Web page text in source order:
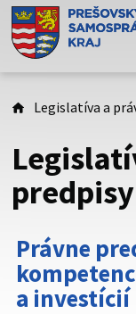
Doména psk.sk je
Toto je oficiálna
psk.sk.
Táto stránka je
Buďte pozorní a
cez zabezpečenú
Legislatíva a
predpisy
Právne
a investícií